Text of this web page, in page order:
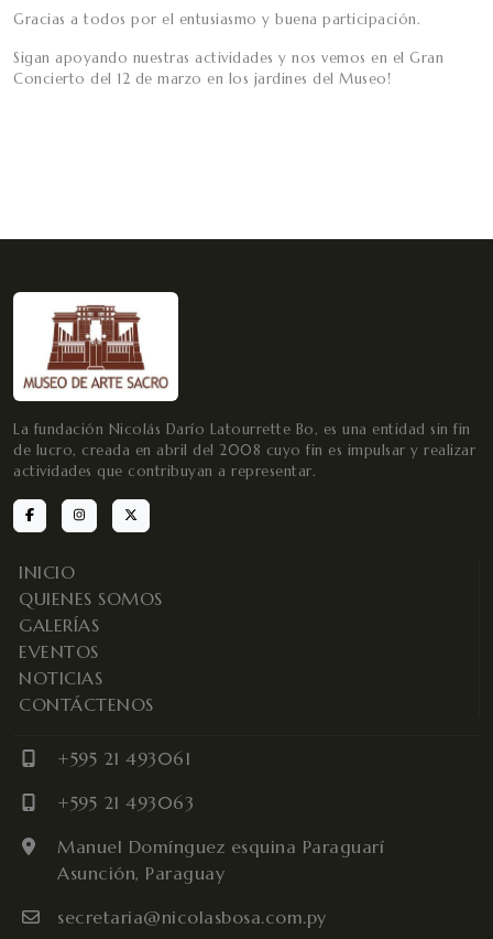
Gracias a todos por el entusiasmo y buena participación.
Sigan apoyando nuestras actividades y nos vemos en el Gran
Concierto del 12 de marzo en los jardines del Museo!
La fundación Nicolás Darío Latourrette Bo, es una entidad sin fin
de lucro, creada en abril del 2008 cuyo fin es impulsar y realizar
actividades que contribuyan a representar.
INICIO
QUIENES SOMOS
GALERÍAS
EVENTOS
NOTICIAS
CONTÁCTENOS
+595 21 493061
+595 21 493063
Manuel Domínguez esquina Paraguarí
Asunción, Paraguay
secretaria@nicolasbosa.com.py